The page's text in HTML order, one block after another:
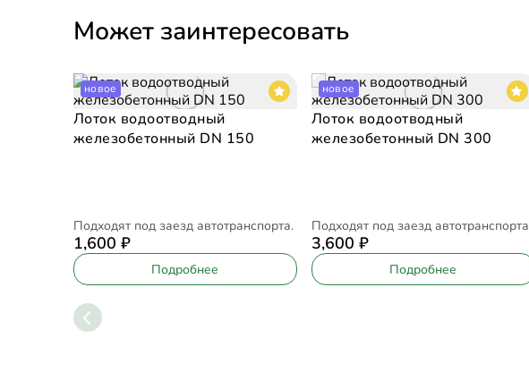
Может заинтересовать
новое
Лоток водоотводный
железобетонный DN 150
Подходят под заезд автотранспорта.
1,600 ₽
Подробнее
новое
Лоток водоотводный
железобетонный DN 300
Подходят под заезд автотранспорта
3,600 ₽
Подробнее